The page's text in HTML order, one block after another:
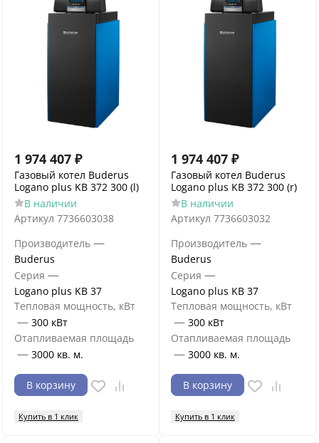
1 974 407 ₽
Газовый котел Buderus
Logano plus KB 372 300 (l)
В наличии
Артикул 7736603038
Производитель —
Buderus
Серия —
Logano plus KB 37
Тепловая мощность, кВт
— 300 кВт
Отапливаемая площадь
— 3000 кв. м.
В корзину
Купить в 1 клик
1 974 407 ₽
Газовый котел Buderus
Logano plus KB 372 300 (r)
В наличии
Артикул 7736603032
Производитель —
Buderus
Серия —
Logano plus KB 37
Тепловая мощность, кВт
— 300 кВт
Отапливаемая площадь
— 3000 кв. м.
В корзину
Купить в 1 клик